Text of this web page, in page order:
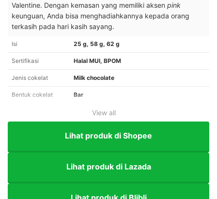
Valentine. Dengan kemasan yang memiliki aksen pink
keunguan, Anda bisa menghadiahkannya kepada orang
terkasih pada hari kasih sayang.
Isi 25 g, 58 g, 62 g
Sertifikasi Halal MUI, BPOM
Jenis cokelat Milk chocolate
Bentuk cokelat Bar
View all
Lihat produk di Shopee
Lihat produk di Lazada